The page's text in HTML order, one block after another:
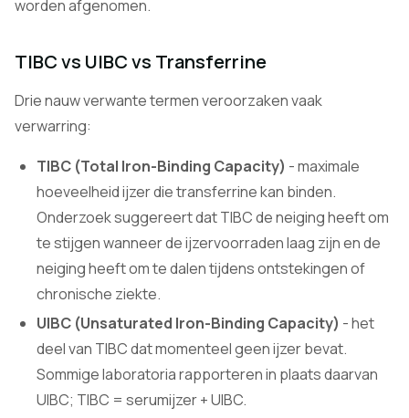
worden afgenomen.
TIBC vs UIBC vs Transferrine
Drie nauw verwante termen veroorzaken vaak
verwarring:
TIBC (Total Iron-Binding Capacity) - maximale
hoeveelheid ijzer die transferrine kan binden.
Onderzoek suggereert dat TIBC de neiging heeft om
te stijgen wanneer de ijzervoorraden laag zijn en de
neiging heeft om te dalen tijdens ontstekingen of
chronische ziekte.
UIBC (Unsaturated Iron-Binding Capacity) - het
deel van TIBC dat momenteel geen ijzer bevat.
Sommige laboratoria rapporteren in plaats daarvan
UIBC; TIBC = serumijzer + UIBC.